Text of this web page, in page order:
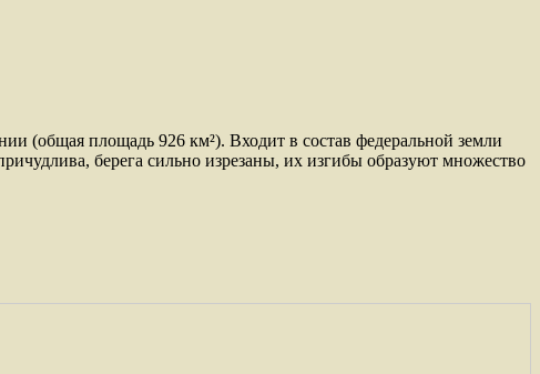
(общая площадь 926 км²). Входит в состав федеральной земли
берега сильно изрезаны, их изгибы образуют множество